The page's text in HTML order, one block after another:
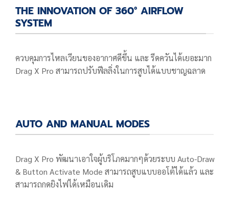
THE INNOVATION OF 360° AIRFLOW
SYSTEM
ควบคุมการไหลเวียนของอากาศดีขึ้น และ รีดควันได้เยอะมาก
Drag X Pro สามารถปรับฟีลลิ่งในการสูบได้แบบชาญฉลาด
AUTO AND MANUAL MODES
Drag X Pro พัฒนาเอาใจผู้บริโภคมากๆด้วยระบบ Auto-Draw
& Button Activate Mode สามารถสูบแบบออโต้ได้แล้ว และ
สามารถกดยิงไฟได้เหมือนเดิม